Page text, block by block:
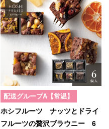
配送グループA【常温】
ホシフルーツ ナッツとドライ
フルーツの贅沢ブラウニー 6